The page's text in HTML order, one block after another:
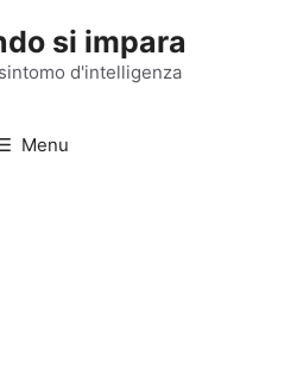
si impara
d'intelligenza
Menu